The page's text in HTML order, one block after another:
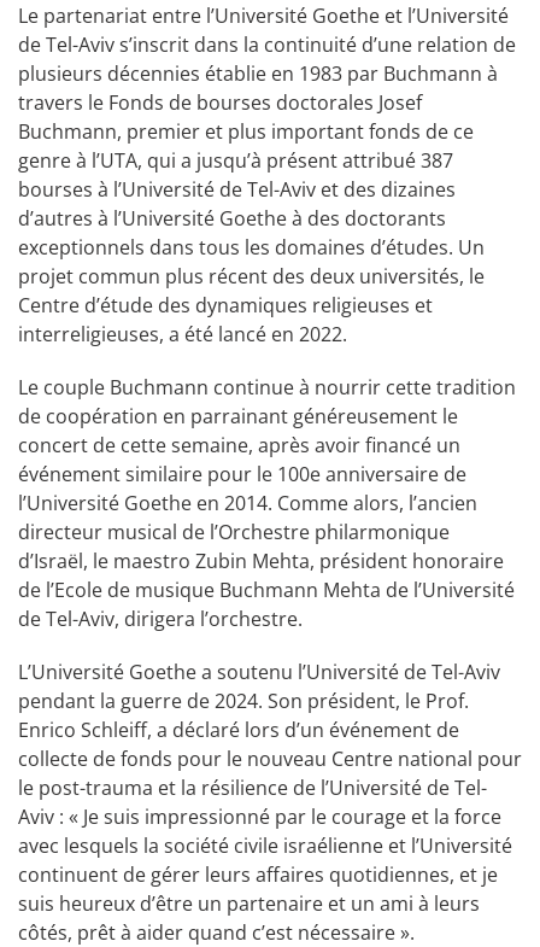
Le partenariat entre l’Université Goethe et l’Université
de Tel-Aviv s’inscrit dans la continuité d’une relation de
plusieurs décennies établie en 1983 par Buchmann à
travers le Fonds de bourses doctorales Josef
Buchmann, premier et plus important fonds de ce
genre à l’UTA, qui a jusqu’à présent attribué 387
bourses à l’Université de Tel-Aviv et des dizaines
d’autres à l’Université Goethe à des doctorants
exceptionnels dans tous les domaines d’études. Un
projet commun plus récent des deux universités, le
Centre d’étude des dynamiques religieuses et
interreligieuses, a été lancé en 2022.
Le couple Buchmann continue à nourrir cette tradition
de coopération en parrainant généreusement le
concert de cette semaine, après avoir financé un
événement similaire pour le 100e anniversaire de
l’Université Goethe en 2014. Comme alors, l’ancien
directeur musical de l’Orchestre philarmonique
d’Israël, le maestro Zubin Mehta, président honoraire
de l’Ecole de musique Buchmann Mehta de l’Université
de Tel-Aviv, dirigera l’orchestre.
L’Université Goethe a soutenu l’Université de Tel-Aviv
pendant la guerre de 2024. Son président, le Prof.
Enrico Schleiff, a déclaré lors d’un événement de
collecte de fonds pour le nouveau Centre national pour
le post-trauma et la résilience de l’Université de Tel-
Aviv : « Je suis impressionné par le courage et la force
avec lesquels la société civile israélienne et l’Université
continuent de gérer leurs affaires quotidiennes, et je
suis heureux d’être un partenaire et un ami à leurs
côtés, prêt à aider quand c’est nécessaire ».